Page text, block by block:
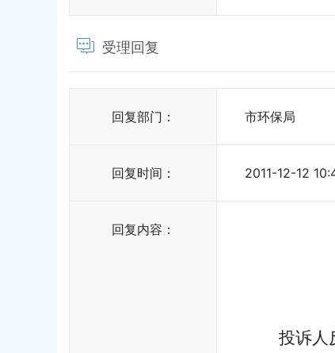
受理回复
回复部门： 市环保局
回复时间： 2011-12-12
回复内容：
投诉人